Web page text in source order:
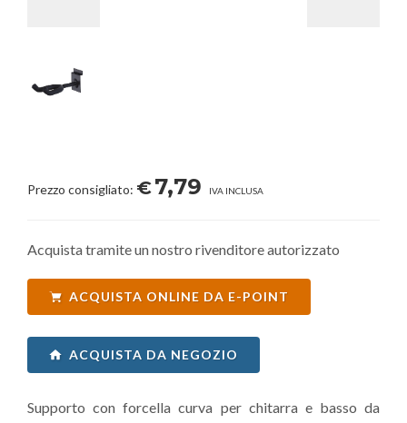
Prezzo consigliato: €7,79 IVA INCLUSA
Acquista tramite un nostro rivenditore autorizzato
ACQUISTA ONLINE DA E-POINT
ACQUISTA DA NEGOZIO
Supporto con forcella curva per chitarra e basso da